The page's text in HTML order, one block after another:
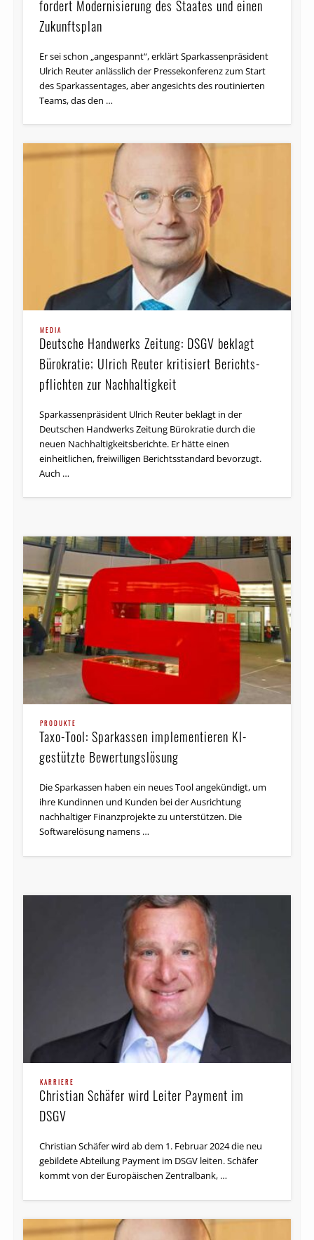
fordert Modernisierung des Staates und einen
Zukunftsplan
Er sei schon „angespannt“, erklärt Sparkassenpräsident
Ulrich Reuter anlässlich der Pressekonferenz zum Start
des Sparkassentages, aber angesichts des routinierten
Teams, das den …
MEDIA
Deutsche Handwerks Zeitung: DSGV beklagt
Bürokratie; Ulrich Reuter kritisiert Berichts­
pflichten zur Nachhaltigkeit
Spar­kassen­prä­sident Ulrich Reuter beklagt in der
Deutschen Handwerks Zeitung Büro­kratie durch die
neuen Nach­haltig­keits­berichte. Er hätte einen
einheitlichen, freiwilligen Berichtsstandard bevorzugt.
Auch …
PRODUKTE
Taxo-Tool: Sparkassen implementieren KI-
gestützte Bewertungslösung
Die Sparkassen haben ein neues Tool angekündigt, um
ihre Kundinnen und Kunden bei der Ausrichtung
nachhaltiger Finanzprojekte zu unterstützen. Die
Softwarelösung namens …
KARRIERE
Christian Schäfer wird Leiter Payment im
DSGV
Christian Schäfer wird ab dem 1. Februar 2024 die neu
gebildete Abteilung Payment im DSGV leiten. Schäfer
kommt von der Europäischen Zentralbank, …